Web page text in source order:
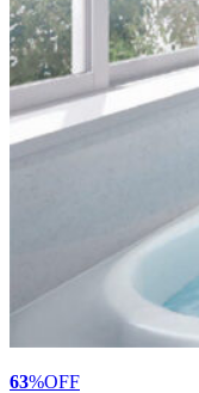
63%OFF